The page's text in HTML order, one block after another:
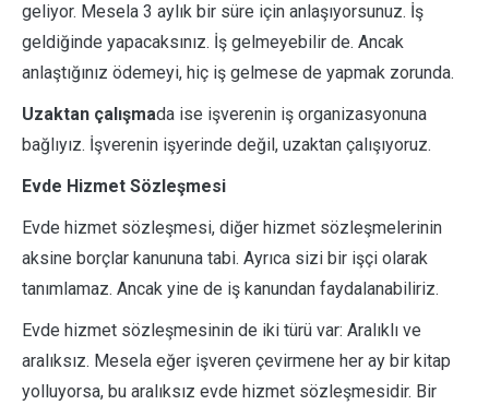
geliyor. Mesela 3 aylık bir süre için anlaşıyorsunuz. İş
geldiğinde yapacaksınız. İş gelmeyebilir de. Ancak
anlaştığınız ödemeyi, hiç iş gelmese de yapmak zorunda.
Uzaktan çalışmada ise işverenin iş organizasyonuna
bağlıyız. İşverenin işyerinde değil, uzaktan çalışıyoruz.
Evde Hizmet Sözleşmesi
Evde hizmet sözleşmesi, diğer hizmet sözleşmelerinin
aksine borçlar kanununa tabi. Ayrıca sizi bir işçi olarak
tanımlamaz. Ancak yine de iş kanundan faydalanabiliriz.
Evde hizmet sözleşmesinin de iki türü var: Aralıklı ve
aralıksız. Mesela eğer işveren çevirmene her ay bir kitap
yolluyorsa, bu aralıksız evde hizmet sözleşmesidir. Bir